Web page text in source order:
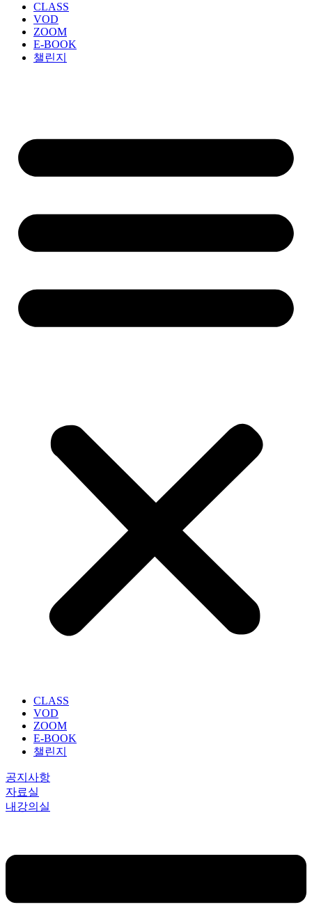
CLASS
VOD
ZOOM
E-BOOK
챌린지
CLASS
VOD
ZOOM
E-BOOK
챌린지
공지사항
자료실
내강의실